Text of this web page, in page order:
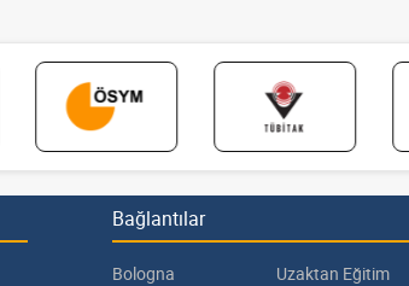
Bağlantılar
Bologna
Uzaktan Eğitim